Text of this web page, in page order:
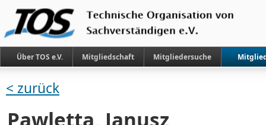
Über TOS e.V. Mitgliedschaft Mitgliedersuche
< zurück